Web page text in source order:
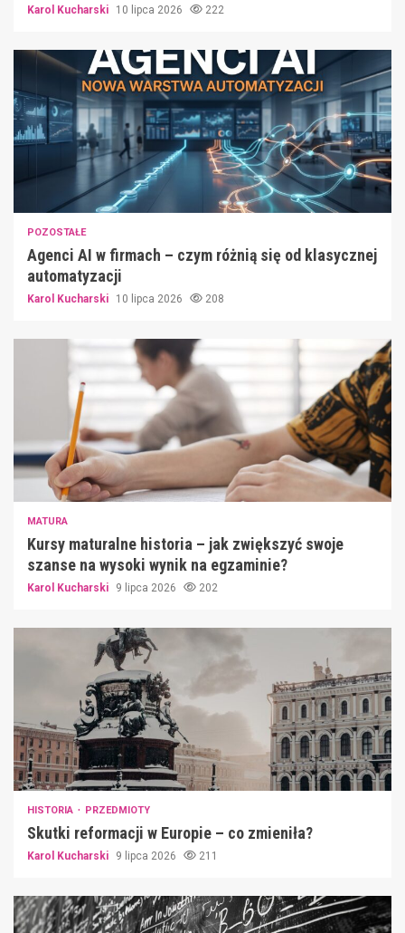
Karol Kucharski 10 lipca 2026 222
POZOSTAŁE
Agenci AI w firmach – czym różnią się od klasycznej
automatyzacji
Karol Kucharski 10 lipca 2026 208
MATURA
Kursy maturalne historia – jak zwiększyć swoje
szanse na wysoki wynik na egzaminie?
Karol Kucharski 9 lipca 2026 202
HISTORIA PRZEDMIOTY
Skutki reformacji w Europie – co zmieniła?
Karol Kucharski 9 lipca 2026 211